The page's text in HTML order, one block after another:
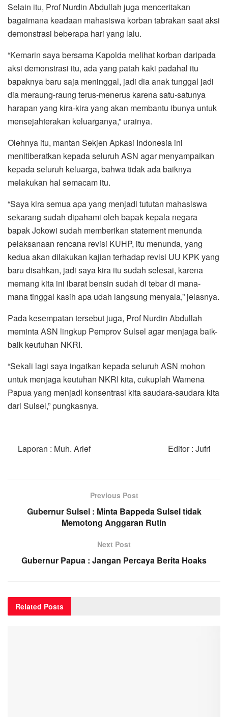
Selain itu, Prof Nurdin Abdullah juga menceritakan
bagaimana keadaan mahasiswa korban tabrakan saat aksi
demonstrasi beberapa hari yang lalu.
“Kemarin saya bersama Kapolda melihat korban daripada
aksi demonstrasi itu, ada yang patah kaki padahal itu
bapaknya baru saja meninggal, jadi dia anak tunggal jadi
dia meraung-raung terus-menerus karena satu-satunya
harapan yang kira-kira yang akan membantu ibunya untuk
mensejahterakan keluarganya,” urainya.
Olehnya itu, mantan Sekjen Apkasi Indonesia ini
menitiberatkan kepada seluruh ASN agar menyampaikan
kepada seluruh keluarga, bahwa tidak ada baiknya
melakukan hal semacam itu.
“Saya kira semua apa yang menjadi tututan mahasiswa
sekarang sudah dipahami oleh bapak kepala negara
bapak Jokowi sudah memberikan statement menunda
pelaksanaan rencana revisi KUHP, itu menunda, yang
kedua akan dilakukan kajian terhadap revisi UU KPK yang
baru disahkan, jadi saya kira itu sudah selesai, karena
memang kita ini ibarat bensin sudah di tebar di mana-
mana tinggal kasih apa udah langsung menyala,” jelasnya.
Pada kesempatan tersebut juga, Prof Nurdin Abdullah
meminta ASN lingkup Pemprov Sulsel agar menjaga baik-
baik keutuhan NKRI.
“Sekali lagi saya ingatkan kepada seluruh ASN mohon
untuk menjaga keutuhan NKRI kita, cukuplah Wamena
Papua yang menjadi konsentrasi kita saudara-saudara kita
dari Sulsel,” pungkasnya.
Laporan : Muh. Arief Editor : Jufri
Previous Post
Gubernur Sulsel : Minta Bappeda Sulsel tidak
Memotong Anggaran Rutin
Next Post
Gubernur Papua : Jangan Percaya Berita Hoaks
Related Posts